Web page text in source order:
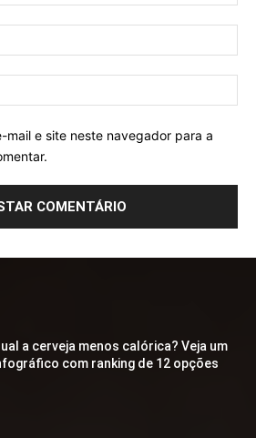
mail e site neste navegador para a
a cerveja menos calórica? Veja um
com ranking de 12 opções